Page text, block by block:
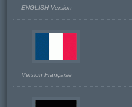
ENGLISH Version
Version Française